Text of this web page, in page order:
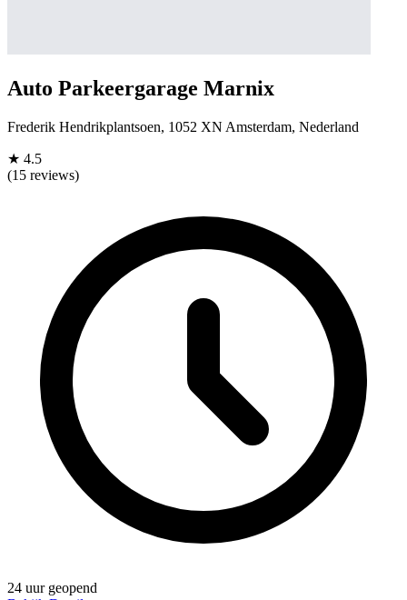
Auto Parkeergarage Marnix
Frederik Hendrikplantsoen, 1052 XN Amsterdam, Nederland
★ 4.5
(15 reviews)
24 uur geopend